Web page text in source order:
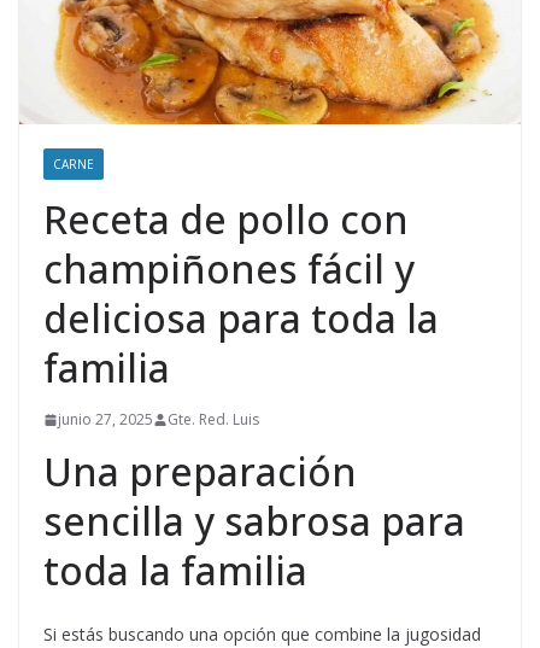
CARNE
Receta de pollo con
champiñones fácil y
deliciosa para toda la
familia
junio 27, 2025 Gte. Red. Luis
Una preparación
sencilla y sabrosa para
toda la familia
Si estás buscando una opción que combine la jugosidad